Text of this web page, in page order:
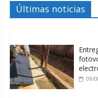
Últimas noticias
09/